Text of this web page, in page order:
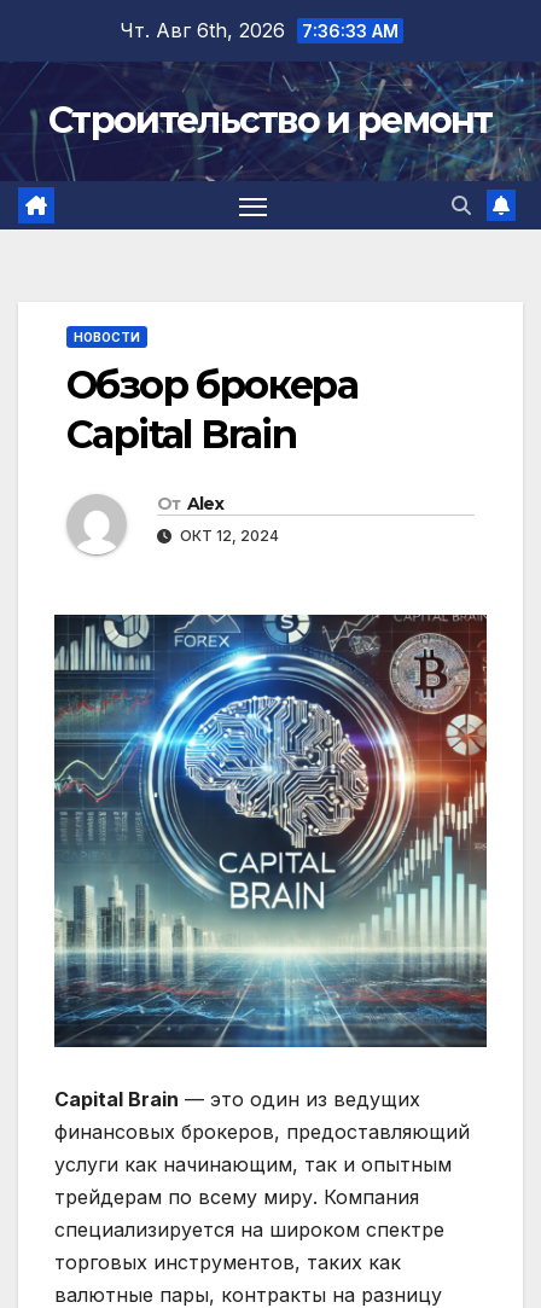
содержимому
Чт. Авг 6th, 2026 7:36:33 AM
Строительство и ремонт
НОВОСТИ
Обзор брокера
Capital Brain
От Alex
ОКТ 12, 2024
Capital Brain — это один из ведущих
финансовых брокеров, предоставляющий
услуги как начинающим, так и опытным
трейдерам по всему миру. Компания
специализируется на широком спектре
торговых инструментов, таких как
валютные пары, контракты на разницу